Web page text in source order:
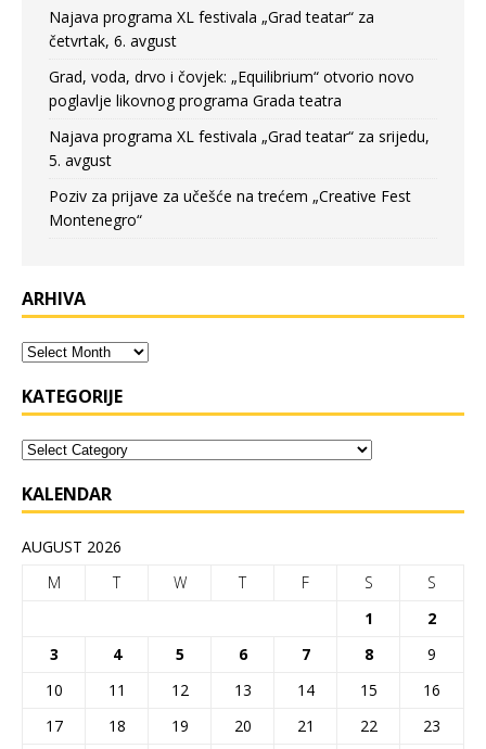
Najava programa XL festivala „Grad teatar“ za
četvrtak, 6. avgust
Grad, voda, drvo i čovjek: „Equilibrium“ otvorio novo
poglavlje likovnog programa Grada teatra
Najava programa XL festivala „Grad teatar“ za srijedu,
5. avgust
Poziv za prijave za učešće na trećem „Creative Fest
Montenegro“
ARHIVA
KATEGORIJE
KALENDAR
AUGUST 2026
M
T W T F S
S
1
2
3
4 5 6 7 8
9
10
11 12 13 14 15
16
17
18 19 20 21 22
23